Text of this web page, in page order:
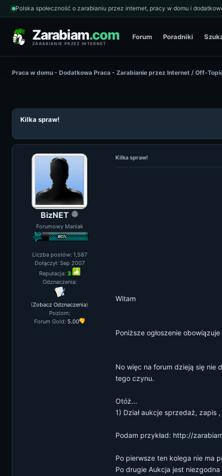
Polska społeczność o zarabianiu przez internet, pracy w domu i
Zarabiam.com
ZARABIANIE PRZEZ INTERNET
Forum Poradniki
Praca w domu - Dodatkowa Praca - Zarabianie przez Internet / Off-
Kilka spraw!
BizNET
Forumowy Maniak
Liczba postów: 1,587
Dołączył: Sep 2007
Reputacja: 3
Odznaczenia:
(Zobacz Odznaczenia)
Poziom:
Forum Gold: 5.00
Kilka spraw!
Witam
Poniższe ogłoszenie
No więc na forum dzieją się nie
tego czynu.
Otóż...
1) Dział aukcje sprzedaż, zapis
Podam przykład: http://
Po pierwsze ten kolega nie ma
Po drugie Aukcja jest